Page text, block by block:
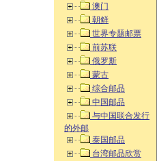
澳门
朝鲜
世界专题邮票
前苏联
俄罗斯
蒙古
综合邮品
中国邮品
与中国联合发行
的外邮
泰国邮品
台湾邮品欣赏